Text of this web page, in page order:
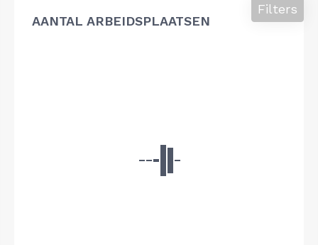
AANTAL ARBEIDSPLAATSEN
Filters